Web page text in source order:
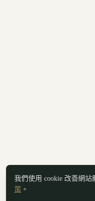
我們使用 cookie 改善網
策 。